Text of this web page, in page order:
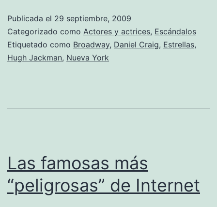
interrumpen
una
obra
Publicada el 29 septiembre, 2009
Categorizado como Actores y actrices, Escándalos
Etiquetado como Broadway, Daniel Craig, Estrellas,
Hugh Jackman, Nueva York
Las famosas más
“peligrosas” de Internet